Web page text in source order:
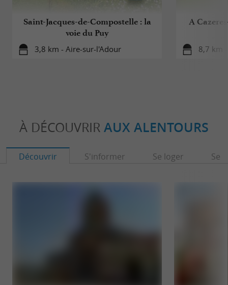
Saint-Jacques-de-Compostelle : la
voie du Puy
3,8 km - Aire-sur-l'Adour
A
8,7 km
À DÉCOUVRIR AUX ALENTOURS
Découvrir S'informer Se loger Se